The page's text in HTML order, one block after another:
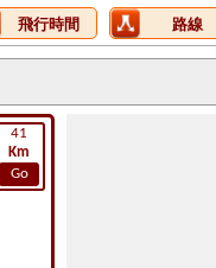
飛行時間 路線
41
Km
Go